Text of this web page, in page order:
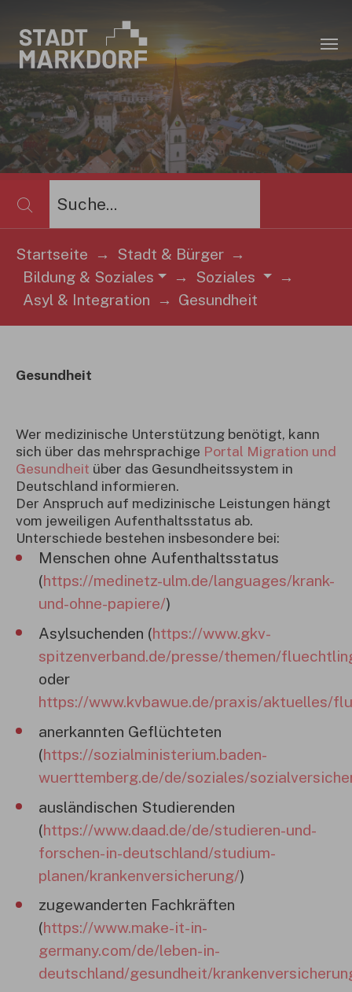
Sie sind hier:
Startseite
Stadt & Bürger
Bildung & Soziales
Soziales
Asyl & Integration
Gesundheit
Gesundheit
Wer medizinische Unterstützung benötigt, kann
sich über das mehrsprachige Portal Migration und
Gesundheit über das Gesundheitssystem in
Deutschland informieren.
Der Anspruch auf medizinische Leistungen hängt
vom jeweiligen Aufenthaltsstatus ab.
Unterschiede bestehen insbesondere bei:
Menschen ohne Aufenthaltsstatus
(https://medinetz-ulm.de/languages/krank-
und-ohne-papiere/)
Asylsuchenden (https://www.gkv-
spitzenverband.de/presse/themen/
oder
https://www.kvbawue.de/praxis/aktuelles/
anerkannten Geflüchteten
(https://sozialministerium.baden-
wuerttemberg.de/de/soziales/
ausländischen Studierenden
(https://www.daad.de/de/studieren-und-
forschen-in-deutschland/studium-
planen/krankenversicherung/)
zugewanderten Fachkräften
(https://www.make-it-in-
germany.com/de/leben-in-
deutschland/gesundheit/
×